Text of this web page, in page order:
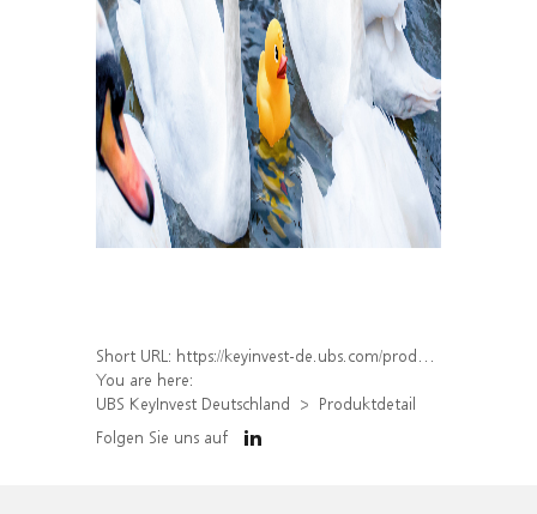
Short URL: https://keyinvest-de.ubs.com/produkt/detail/index/isin/DE000WA6EXD6
You are here:
UBS KeyInvest Deutschland
Produktdetail
Folgen Sie uns auf